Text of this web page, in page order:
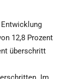
12,8 Prozent
überschritt